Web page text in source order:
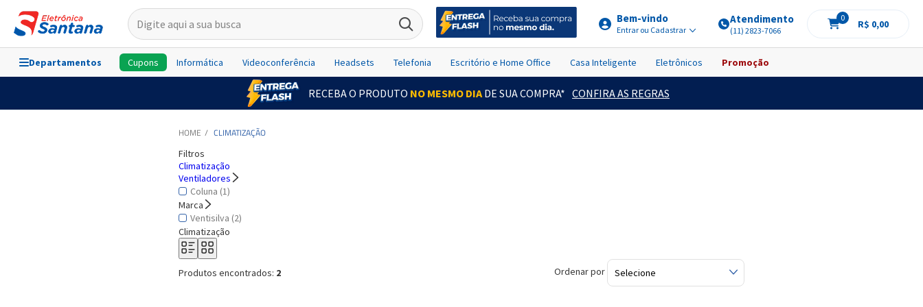
Bem-vindo
Entrar ou Cadastrar
Atendimento
(11) 2823-7066
0
R$ 0,00
Departamentos Cupons Informática Videoconferência Headsets Telefonia Escritório e Home Office Casa Inteligente Eletrônicos Promoção
RECEBA O PRODUTO NO MESMO DIADE SUA COMPRA* CONFIRA AS REGRAS
CLIMATIZAÇÃO
Filtros
Climatização
Ventiladores
Coluna (1)
Marca
Ventisilva (2)
Climatização
Produtos encontrados: 2 Ordenar por